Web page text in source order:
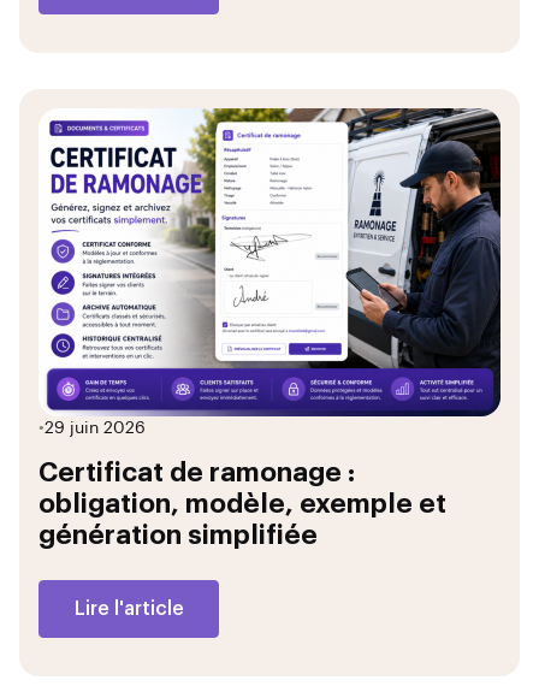
•29 juin 2026
Certificat de ramonage :
obligation, modèle, exemple et
génération simplifiée
Lire l'article